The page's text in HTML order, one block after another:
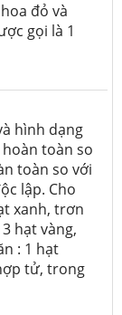
đỏ và
gọi là 1
hình dạng
toàn so
toàn so với
lập. Cho
xanh, trơn
hạt vàng,
: 1 hạt
tử, trong